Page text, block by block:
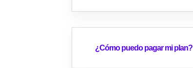
¿Cómo puedo pagar mi plan?